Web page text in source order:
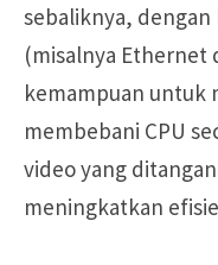
sebaliknya,
(misalnya Ethernet
kemampuan untuk
membebani CPU
video yang
meningkatkan